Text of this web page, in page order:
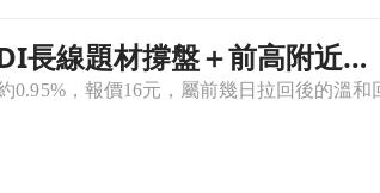
長線題材撐盤＋前高附近短